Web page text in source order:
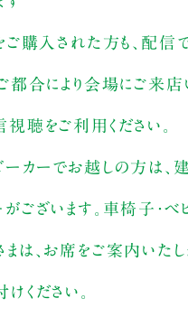
ご購入された方も、配信
都合により会場にご来店
聴をご利用ください。
ーカーでお越しの方は、
ございます。車椅子・ベ
は、お席をご案内いたし
ください。